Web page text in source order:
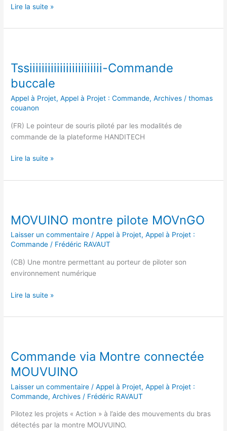
Lire la suite »
Tssiiiiiiiiiiiiiiiiiiiiiiii-Commande
buccale
Appel à Projet,Appel à Projet : Commande,Archives /thomas
couanon
(FR) Le pointeur de souris piloté par les modalités de
commande de la plateforme HANDITECH
buccale
Lire la suite »
MOVUINO montre pilote MOVnGO
Laisser un commentaire /Appel à Projet,Appel à Projet :
Commande / Frédéric RAVAUT
(CB) Une montre permettant au porteur de piloter son
environnement numérique
pilote
Lire la suite »
Commande via Montre connectée
MOUVUINO
Laisser un commentaire /Appel à Projet,Appel à Projet :
Commande,Archives / Frédéric RAVAUT
Pilotez les projets « Action » à l’aide des mouvements du bras
détectés par la montre MOUVUINO.
Montre
connectée
MOUVUINO